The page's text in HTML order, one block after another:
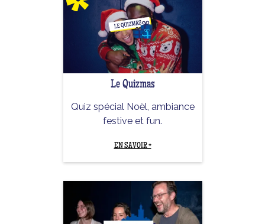
Le Quizmas
Quiz spécial Noël, ambiance
festive et fun.
EN SAVOIR +